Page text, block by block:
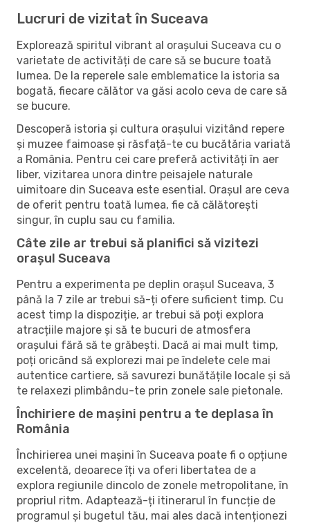
Lucruri de vizitat în Suceava
Explorează spiritul vibrant al orașului Suceava cu o
varietate de activități de care să se bucure toată
lumea. De la reperele sale emblematice la istoria sa
bogată, fiecare călător va găsi acolo ceva de care să
se bucure.
Descoperă istoria și cultura orașului vizitând repere
și muzee faimoase și răsfață-te cu bucătăria variată
a România. Pentru cei care preferă activități în aer
liber, vizitarea unora dintre peisajele naturale
uimitoare din Suceava este esential. Orașul are ceva
de oferit pentru toată lumea, fie că călătorești
singur, în cuplu sau cu familia.
Câte zile ar trebui să planifici să vizitezi
orașul Suceava
Pentru a experimenta pe deplin orașul Suceava, 3
până la 7 zile ar trebui să-ți ofere suficient timp. Cu
acest timp la dispoziție, ar trebui să poți explora
atracțiile majore și să te bucuri de atmosfera
orașului fără să te grăbești. Dacă ai mai mult timp,
poți oricând să explorezi mai pe îndelete cele mai
autentice cartiere, să savurezi bunătățile locale și să
te relaxezi plimbându-te prin zonele sale pietonale.
Închiriere de mașini pentru a te deplasa în
România
Închirierea unei mașini în Suceava poate fi o opțiune
excelentă, deoarece îți va oferi libertatea de a
explora regiunile dincolo de zonele metropolitane, în
propriul ritm. Adaptează-ți itinerarul în funcție de
programul și bugetul tău, mai ales dacă intenționezi